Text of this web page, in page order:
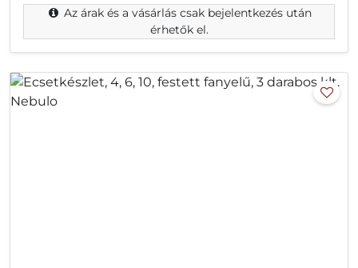
Az árak és a vásárlás csak bejelentkezés után
érhetők el.